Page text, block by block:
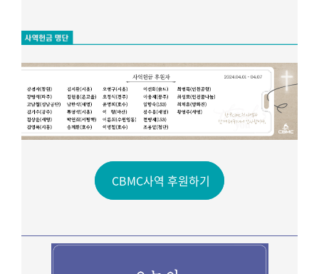
CBMC사역 후원하기